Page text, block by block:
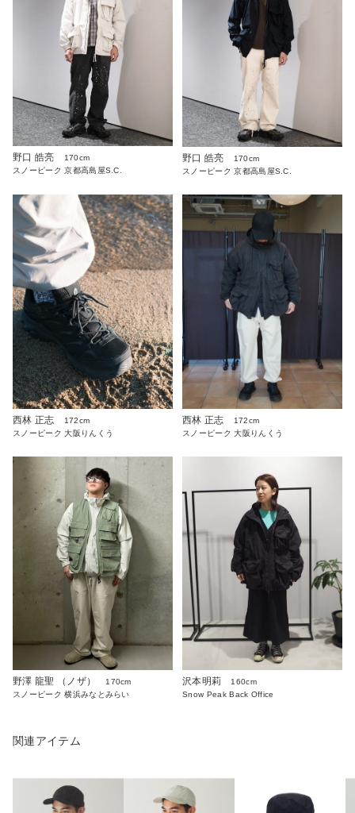
野口 皓亮
170cm
スノーピーク 京都高島屋S.C.
野口 皓亮
170cm
スノーピーク 京都高島屋S.C.
西林 正志
172cm
スノーピーク 大阪りんくう
西林 正志
172cm
スノーピーク 大阪りんくう
野澤 龍聖 （ノザ）
170cm
スノーピーク 横浜みなとみらい
沢本明莉
160cm
Snow Peak Back Office
関連アイテム